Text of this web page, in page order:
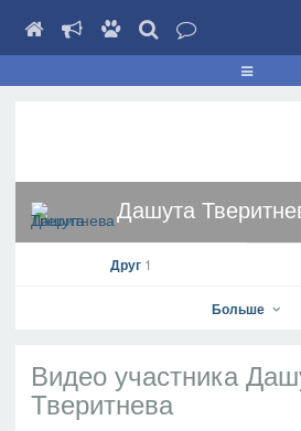
Дашута
Друг 1
Больше
Видео участника
Тверитнева